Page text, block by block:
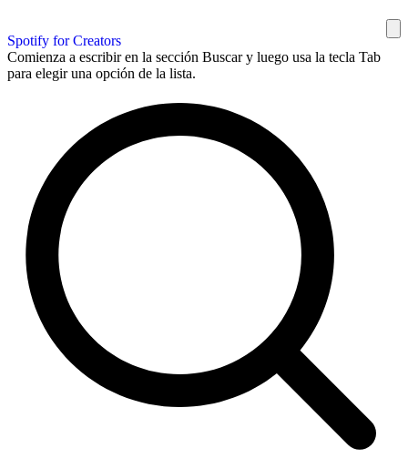
Spotify for Creators
Comienza a escribir en la sección Buscar y luego usa la tecla Tab
para elegir una opción de la lista.